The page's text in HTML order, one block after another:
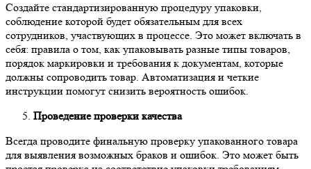
Создайте стандартизированную процедуру упаковки,
соблюдение которой будет обязательным для всех
сотрудников, участвующих в процессе. Это может включать в
себя: правила о том, как упаковывать разные типы товаров,
порядок маркировки и требования к документам, которые
должны сопроводить товар. Автоматизация и четкие
инструкции помогут снизить вероятность ошибок.
Проведение проверки качества
Всегда проводите финальную проверку упакованного товара
для выявления возможных браков и ошибок. Это может быть